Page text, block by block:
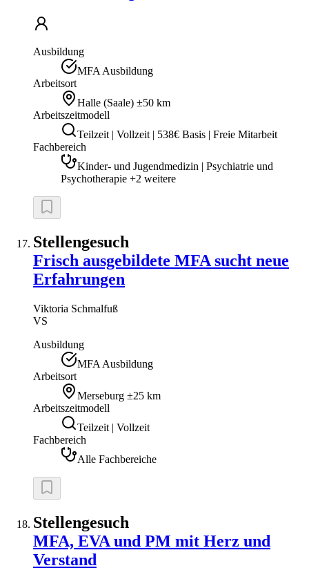
Ausbildung
MFA Ausbildung
Arbeitsort
Halle (Saale) ±50 km
Arbeitszeitmodell
Teilzeit | Vollzeit | 538€ Basis | Freie Mitarbeit
Fachbereich
Kinder- und Jugendmedizin | Psychiatrie und
Psychotherapie +2 weitere
Stellengesuch
Frisch ausgebildete MFA sucht neue
Erfahrungen
Viktoria Schmalfuß
VS
Ausbildung
MFA Ausbildung
Arbeitsort
Merseburg ±25 km
Arbeitszeitmodell
Teilzeit | Vollzeit
Fachbereich
Alle Fachbereiche
Stellengesuch
MFA, EVA und PM mit Herz und
Verstand